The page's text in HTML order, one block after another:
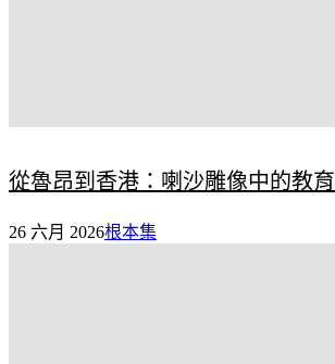
從魯昂到香港：喇沙雕像中的教
26 六月 2026根本集